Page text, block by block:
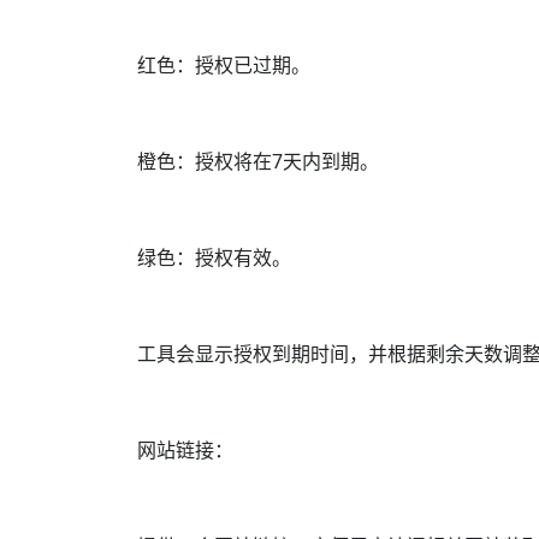
红色：授权已过期。
橙色：授权将在7天内到期。
绿色：授权有效。
工具会显示授权到期时间，并根据剩余天数调整
网站链接：